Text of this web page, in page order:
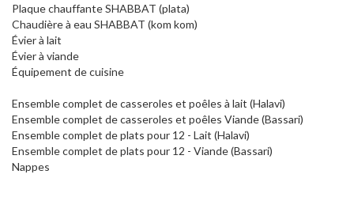
Plaque chauffante SHABBAT (plata)
Chaudière à eau SHABBAT (kom kom)
Évier à lait
Évier à viande
Équipement de cuisine
Ensemble complet de casseroles et poêles à lait (Halavi)
Ensemble complet de casseroles et poêles Viande (Bassari)
Ensemble complet de plats pour 12 - Lait (Halavi)
Ensemble complet de plats pour 12 - Viande (Bassari)
Nappes